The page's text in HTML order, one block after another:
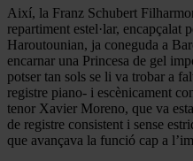
Així, la Franz Schubert
repartiment estel·lar, encapçalat
Haroutounian, ja coneguda a
encarnar una Princesa de gel
potser tan sols se li va trobar a
registre piano- i escènicament
tenor Xavier Moreno, que va
de registre consistent i sense
que avançava la funció cap a